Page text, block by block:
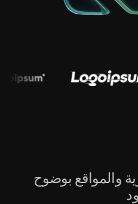
والمواقع بوضوح